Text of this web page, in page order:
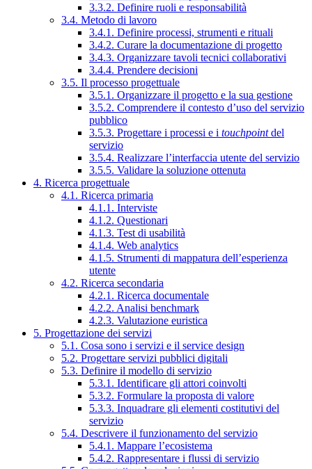
3.3.2. Definire ruoli e responsabilità
3.4. Metodo di lavoro
3.4.1. Definire processi, strumenti e rituali
3.4.2. Curare la documentazione di progetto
3.4.3. Organizzare tavoli tecnici collaborativi
3.4.4. Prendere decisioni
3.5. Il processo progettuale
3.5.1. Organizzare il progetto e la sua gestione
3.5.2. Comprendere il contesto d’uso del servizio
pubblico
3.5.3. Progettare i processi e i touchpointdel
servizio
3.5.4. Realizzare l’interfaccia utente del servizio
3.5.5. Validare la soluzione ottenuta
4. Ricerca progettuale
4.1. Ricerca primaria
4.1.1. Interviste
4.1.2. Questionari
4.1.3. Test di usabilità
4.1.4. Web analytics
4.1.5. Strumenti di mappatura dell’esperienza
utente
4.2. Ricerca secondaria
4.2.1. Ricerca documentale
4.2.2. Analisi benchmark
4.2.3. Valutazione euristica
5. Progettazione dei servizi
5.1. Cosa sono i servizi e il service design
5.2. Progettare servizi pubblici digitali
5.3. Definire il modello di servizio
5.3.1. Identificare gli attori coinvolti
5.3.2. Formulare la proposta di valore
5.3.3. Inquadrare gli elementi costitutivi del
servizio
5.4. Descrivere il funzionamento del servizio
5.4.1. Mappare l’ecosistema
5.4.2. Rappresentare i flussi di servizio